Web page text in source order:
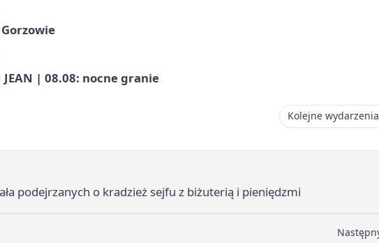
| 08.08: nocne granie
Kolejne wydarzenia
podejrzanych o kradzież sejfu z biżuterią i pieniędzmi